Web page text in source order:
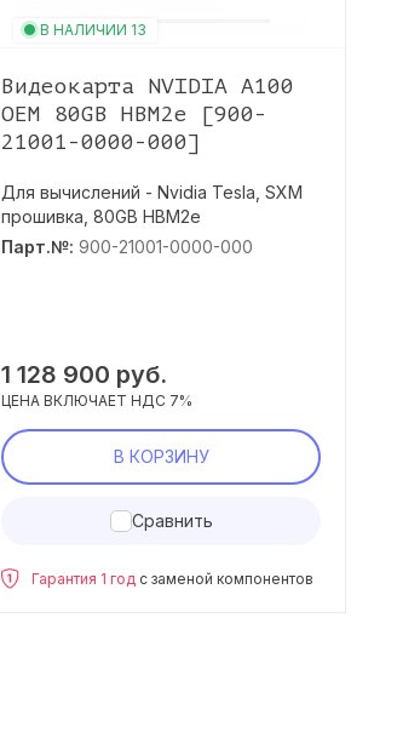
В НАЛИЧИИ 13
Видеокарта NVIDIA A100
OEM 80GB HBM2e [900-
21001-0000-000]
Для вычислений - Nvidia Tesla, SXM
прошивка, 80GB HBM2e
Парт.№: 900-21001-0000-000
1 128 900 руб.
ЦЕНА ВКЛЮЧАЕТ НДС 7%
В КОРЗИНУ
Сравнить
Гарантия 1 год с заменой компонентов